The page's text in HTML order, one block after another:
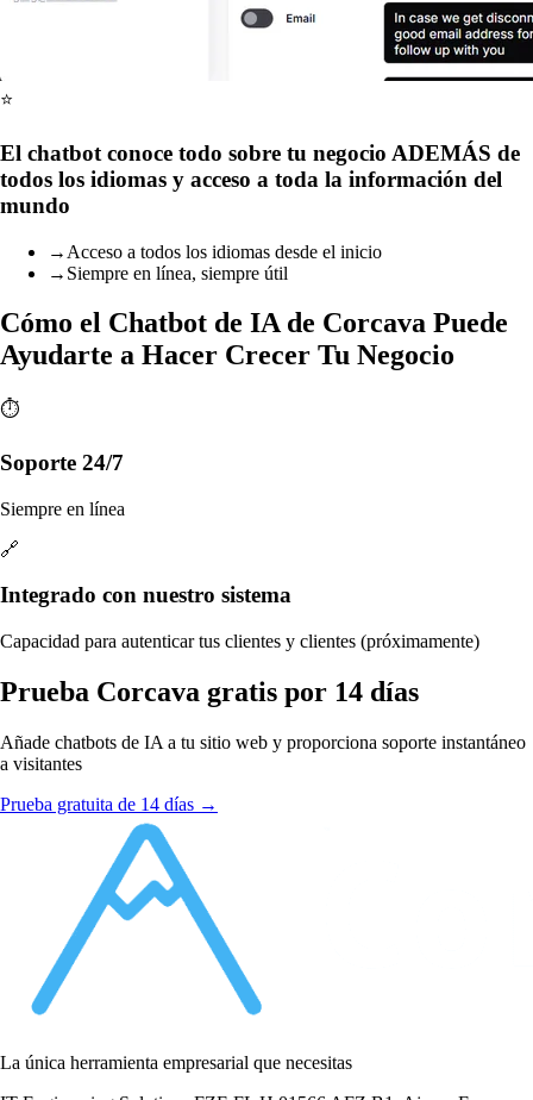
⭐
El chatbot conoce todo sobre tu negocio ADEMÁS de
todos los idiomas y acceso a toda la información del
mundo
→ Acceso a todos los idiomas desde el inicio
→ Siempre en línea, siempre útil
Cómo el Chatbot de IA de Corcava Puede
Ayudarte a Hacer Crecer Tu Negocio
⏱️
Soporte 24/7
Siempre en línea
🔗
Integrado con nuestro sistema
Capacidad para autenticar tus clientes y clientes (próximamente)
Prueba Corcava gratis por 14 días
Añade chatbots de IA a tu sitio web y proporciona soporte instantáneo
a visitantes
Prueba gratuita de 14 días →
La única herramienta empresarial que necesitas